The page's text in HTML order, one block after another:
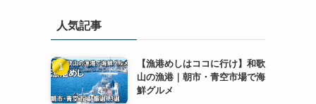
人気記事
【漁港めしはココに行け】和歌
山の漁港｜朝市・青空市場で海
鮮グルメ